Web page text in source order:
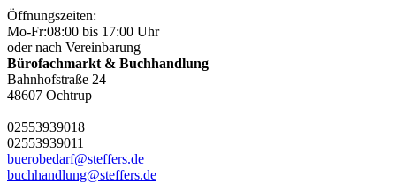
Öffnungszeiten:
Mo-Fr:08:00 bis 17:00 Uhr
oder nach Vereinbarung
Bürofachmarkt & Buchhandlung
Bahnhofstraße 24
48607 Ochtrup
02553939018
02553939011
buerobedarf@steffers.de
buchhandlung@steffers.de